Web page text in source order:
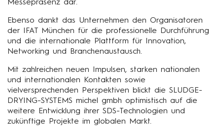
Messepräsenz dar.
Ebenso dankt das Unternehmen den Organisatoren
der IFAT München für die professionelle Durchführung
und die internationale Plattform für Innovation,
Networking und Branchenaustausch.
Mit zahlreichen neuen Impulsen, starken nationalen
und internationalen Kontakten sowie
vielversprechenden Perspektiven blickt die SLUDGE-
DRYING-SYSTEMS michel gmbh optimistisch auf die
weitere Entwicklung ihrer SDS-Technologien und
zukünftige Projekte im globalen Markt.